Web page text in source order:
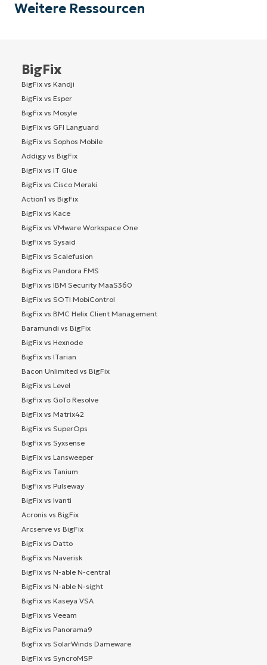
Weitere Ressourcen
BigFix
BigFix vs Kandji
BigFix vs Esper
BigFix vs Mosyle
BigFix vs GFI Languard
BigFix vs Sophos Mobile
Addigy vs BigFix
BigFix vs IT Glue
BigFix vs Cisco Meraki
Action1 vs BigFix
BigFix vs Kace
BigFix vs VMware Workspace One
BigFix vs Sysaid
BigFix vs Scalefusion
BigFix vs Pandora FMS
BigFix vs IBM Security MaaS360
BigFix vs SOTI MobiControl
BigFix vs BMC Helix Client Management
Baramundi vs BigFix
BigFix vs Hexnode
BigFix vs ITarian
Bacon Unlimited vs BigFix
BigFix vs Level
BigFix vs GoTo Resolve
BigFix vs Matrix42
BigFix vs SuperOps
BigFix vs Syxsense
BigFix vs Lansweeper
BigFix vs Tanium
BigFix vs Pulseway
BigFix vs Ivanti
Acronis vs BigFix
Arcserve vs BigFix
BigFix vs Datto
BigFix vs Naverisk
BigFix vs N-able N-central
BigFix vs N-able N-sight
BigFix vs Kaseya VSA
BigFix vs Veeam
BigFix vs Panorama9
BigFix vs SolarWinds Dameware
BigFix vs SyncroMSP